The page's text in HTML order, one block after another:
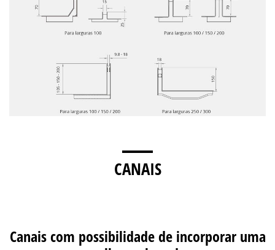
CANAIS
Canais com possibilidade de incorporar uma